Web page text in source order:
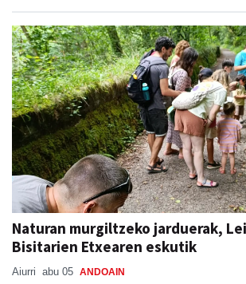
Naturan murgiltzeko jarduerak,
Bisitarien Etxearen eskutik
Aiurri abu 05 ANDOAIN